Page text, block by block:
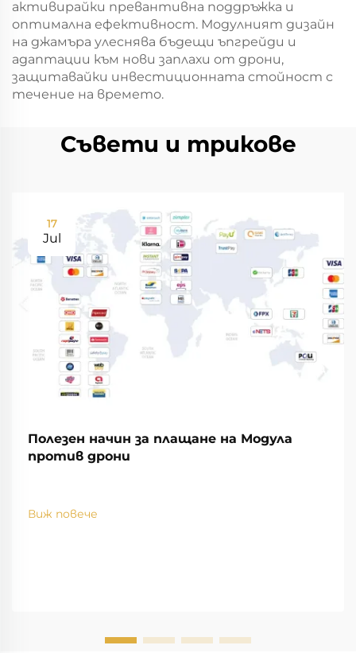
активирайки превантивна поддръжка и
оптимална ефективност. Модулният дизайн
на джамъра улеснява бъдещи ъпгрейди и
адаптации към нови заплахи от дрони,
защитавайки инвестиционната стойност с
течение на времето.
Съвети и трикове
17
Jul
Полезен начин за плащане на Модула
против дрони
Виж повече